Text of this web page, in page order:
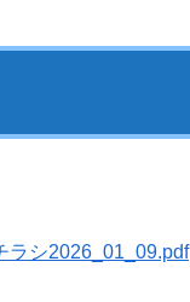
ラシ2026_01_09.pdf